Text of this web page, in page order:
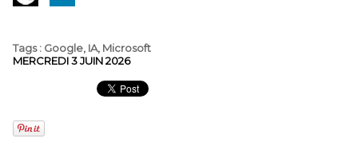
Tags: Google, IA, Microsoft
MERCREDI 3 JUIN 2026